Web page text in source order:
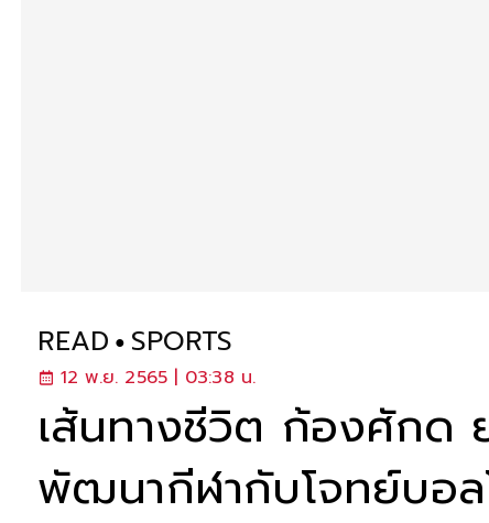
READ SPORTS
12 พ.ย. 2565 | 03:38 น.
เส้นทางชีวิต ก้องศัก
พัฒนากีฬากับโจทย์บอล